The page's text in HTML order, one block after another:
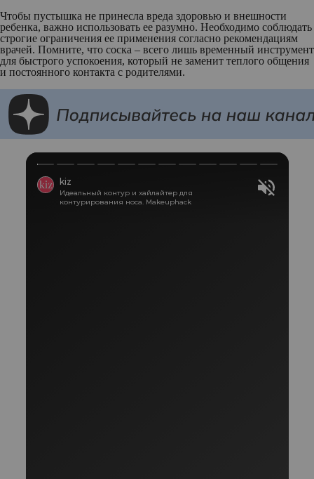
Чтобы пустышка не принесла вреда здоровью и внешности
ребенка, важно использовать ее разумно. Необходимо соблюдать
строгие ограничения ее применения согласно рекомендациям
врачей. Помните, что соска – всего лишь временный инструмент
для быстрого успокоения, который не заменит теплого общения
и постоянного контакта с родителями.